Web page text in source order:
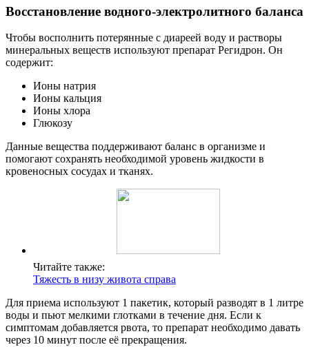
Восстановление водного-электролитного баланса
Чтобы восполнить потерянные с диареей воду и растворы
минеральных веществ используют препарат Регидрон. Он
содержит:
Ионы натрия
Ионы кальция
Ионы хлора
Глюкозу
Данные вещества поддерживают баланс в организме и
помогают сохранять необходимой уровень жидкости в
кровеносных сосудах и тканях.
Читайте также:
Тяжесть в низу живота справа
Для приема используют 1 пакетик, который разводят в 1 литре
воды и пьют мелкими глотками в течение дня. Если к
симптомам добавляется рвота, то препарат необходимо давать
через 10 минут после её прекращения.